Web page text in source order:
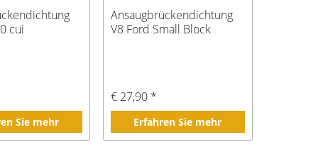
cui
Sie mehr
Ansaugbrückendichtung
V8 Ford Small Block
€ 27,90 *
Erfahren Sie mehr